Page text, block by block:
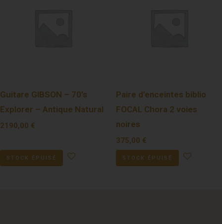
Guitare GIBSON – 70’s
Explorer – Antique Natural
2190,00 €
STOCK ÉPUISÉ
Paire d’enceintes biblio
FOCAL Chora 2 voies
noires
375,00 €
STOCK ÉPUISÉ